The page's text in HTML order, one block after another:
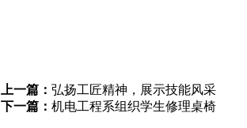
上一篇：弘扬工匠精神，展示技能风采
下一篇：机电工程系组织学生修理桌椅